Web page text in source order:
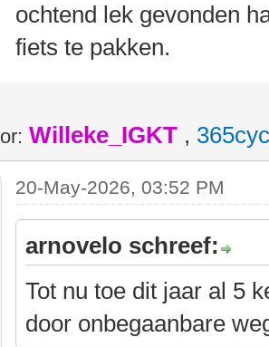
ochtend lek gevonden
fiets te pakken.
Willeke_IGKT ,
20-May-2026, 03:52 PM
arnovelo schreef:
Tot nu toe dit jaar al 5
door onbegaanbare